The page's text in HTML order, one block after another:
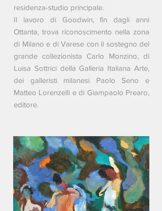
residenza-studio principale.
Il lavoro di Goodwin, fin dagli anni
Ottanta, trova riconoscimento nella zona
di Milano e di Varese con il sostegno del
grande collezionista Carlo Monzino, di
Luisa Sottrici della Galleria Italiana Arte,
dei galleristi milanesi Paolo Seno e
Matteo Lorenzelli e di Giampaolo Prearo,
editore.